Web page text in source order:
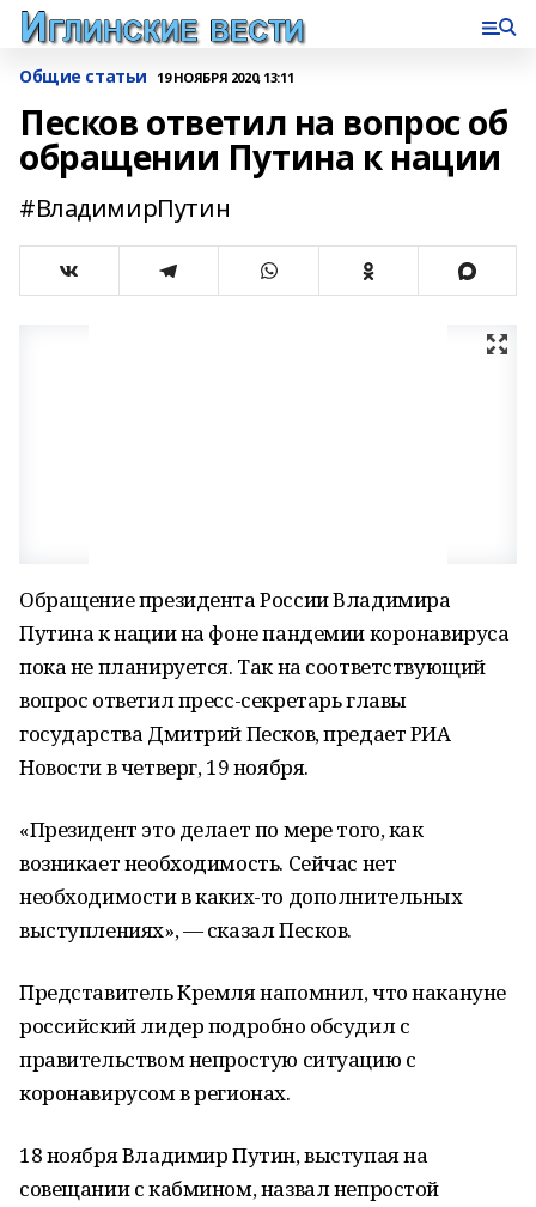
Общие статьи 19 НОЯБРЯ 2020, 13:11
Песков ответил на вопрос об
обращении Путина к нации
#ВладимирПутин
Обращение президента России Владимира
Путина к нации на фоне пандемии коронавируса
пока не планируется. Так на соответствующий
вопрос ответил пресс-секретарь главы
государства Дмитрий Песков, предает РИА
Новости в четверг, 19 ноября.
«Президент это делает по мере того, как
возникает необходимость. Сейчас нет
необходимости в каких-то дополнительных
выступлениях», — сказал Песков.
Представитель Кремля напомнил, что накануне
российский лидер подробно обсудил с
правительством непростую ситуацию с
коронавирусом в регионах.
18 ноября Владимир Путин, выступая на
совещании с кабмином, назвал непростой